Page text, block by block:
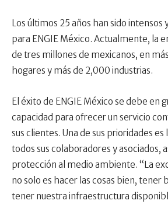
Los últimos 25 años han sido intensos
para ENGIE México. Actualmente, la
de tres millones de mexicanos, en
hogares y más de 2,000 industrias.
El éxito de ENGIE México se debe en
capacidad para ofrecer un servicio
sus clientes. Una de sus prioridades es
todos sus colaboradores y asociados,
protección al medio ambiente. “La
no solo es hacer las cosas bien, tener
tener nuestra infraestructura